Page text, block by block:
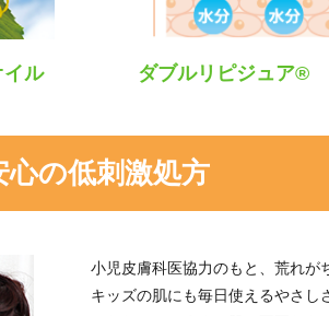
ル ダブルリピジュア®
の低刺激処方
小児皮膚科医協力のもと、荒れが
キッズの肌にも毎日使えるやさし